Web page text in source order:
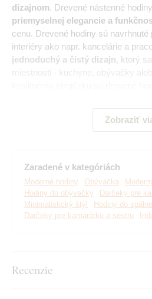
dizajnom. Drevené nástenné
priemyselnej elegancie a
cenu. Drevené hodiny sú
interiéry ako napr. kancelárie a
jednoduchý a čistý dizajn, ktorý
miestnosti - kuchyne, obývačky
Hodiny slúžia ako dizajnový
Vhodné na stenu do
Hodiny sú vyrobené
Zobraziť
Zaradené v kategóriách
Moderné hodiny Obývačka
Hodiny do obývačky
Darčeky pre
Minimalistický štýl
Hodiny do spálne
Darčeky pre kamarátku a sestru
Recenzie